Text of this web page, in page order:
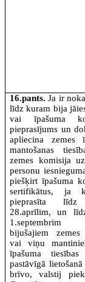
16.pants. Ja ir
līdz kuram bija
vai īpašuma
pieprasījums un
apliecina zemes
mantošanas
zemes komisija
personu
piešķirt īpašuma
sertifikātus, ja
pieprasīta līdz
28.aprīlim, un
bijušajiem zemes
vai viņu
īpašuma
pastāvīgā
brīvo, valstij